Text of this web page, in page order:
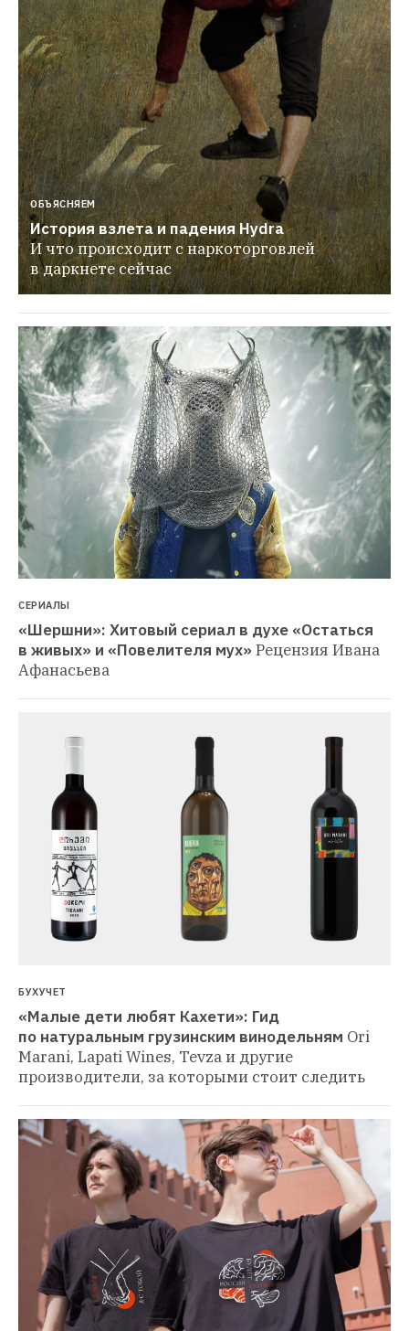
ОБЪЯСНЯЕМ
История взлета и падения Hydra
И что происходит с наркоторговлей
в даркнете сейчас
СЕРИАЛЫ
«Шершни»: Хитовый сериал в духе «Остаться
в живых» и «Повелителя мух» Рецензия Ивана
Афанасьева
БУХУЧЕТ
«Малые дети любят Кахети»: Гид
по натуральным грузинским винодельням Ori
Marani, Lapati Wines, Tevza и другие
производители, за которыми стоит следить